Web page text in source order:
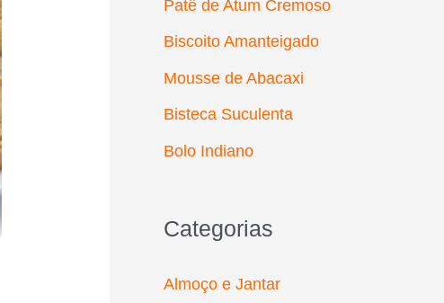
Patê de Atum Cremoso
Biscoito Amanteigado
Mousse de Abacaxi
Bisteca Suculenta
Bolo Indiano
Categorias
Almoço e Jantar